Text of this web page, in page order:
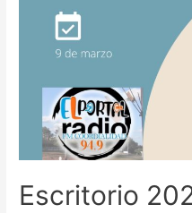
Escritorio